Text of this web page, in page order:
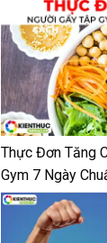
Thực Đơn Tăng
Gym 7 Ngày